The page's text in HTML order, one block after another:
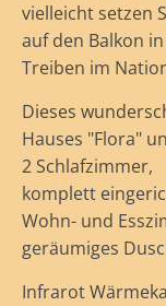
vielleicht setzen
auf den Balkon
Treiben im
Dieses
Hauses "Flora"
2 Schlafzimmer,
komplett
Wohn- und
geräumiges
Infrarot